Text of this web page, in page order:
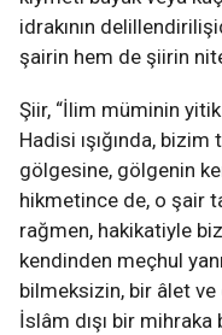
idrakının
şairin hem de şiirin
Şiir, “İlim müminin yitik
Hadisi ışığında,
gölgesine, gölgenin
hikmetince de, o şair
rağmen, hakikatiyle
kendinden meçhul
bilmeksizin, bir âlet
İslâm dışı bir mihraka